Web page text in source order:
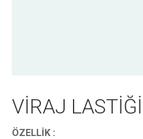
VİRAJ LASTİĞİ
ÖZELLİK :